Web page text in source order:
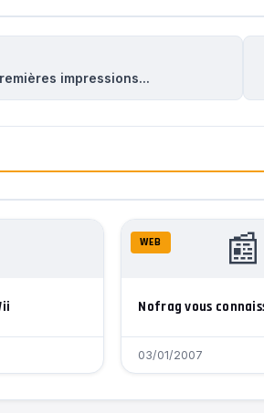
impressions...
📰
WEB
Nofrag vous
03/01/2007